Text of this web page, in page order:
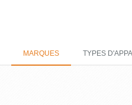
MARQUES TYPES